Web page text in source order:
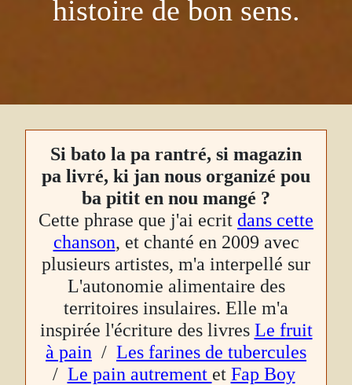
histoire de bon sens.
Si bato la pa rantré, si magazin
pa livré, ki jan nous organizé pou
ba pitit en nou mangé ?
Cette phrase que j'ai ecrit dans cette
chanson, et chanté en 2009 avec
plusieurs artistes, m'a interpellé sur
L'autonomie alimentaire des
territoires insulaires. Elle m'a
inspirée l'écriture des livres Le fruit
à pain / Les farines de tubercules
/ Le pain autrement et Fap Boy